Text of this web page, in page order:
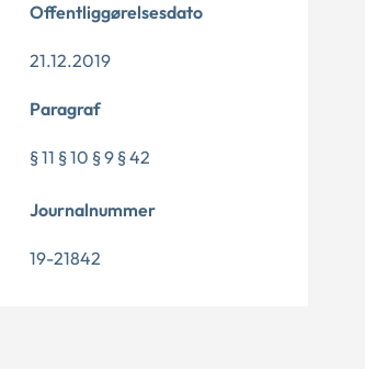
Offentliggørelsesdato
21.12.2019
Paragraf
§ 11 § 10 § 9 § 42
Journalnummer
19-21842